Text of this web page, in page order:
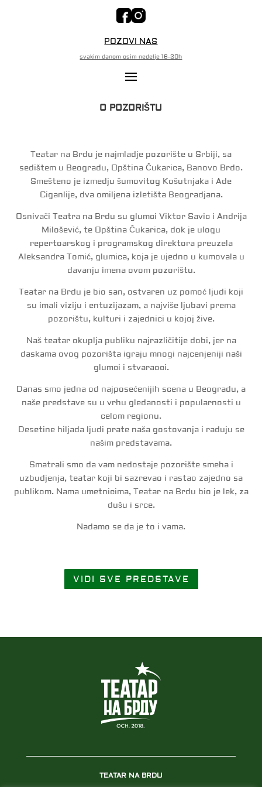
POZOVI NAS
svakim danom osim nedelje 16-20h
O POZORIŠTU
Teatar na Brdu je najmladje pozorište u Srbiji, sa
sedištem u Beogradu, Opština Čukarica, Banovo Brdo.
Smešteno je izmedju šumovitog Košutnjaka i Ade
Ciganlije, dva omiljena izletišta Beogradjana.
Osnivači Teatra na Brdu su glumci Viktor Savic i Andrija
Milošević, te Opština Čukarica, dok je ulogu
repertoarskog i programskog direktora preuzela
Aleksandra Tomić, glumica, koja je ujedno u kumovala u
davanju imena ovom pozorištu.
Teatar na Brdu je bio san, ostvaren uz pomoć ljudi koji
su imali viziju i entuzijazam, a najviše ljubavi prema
pozorištu, kulturi i zajednici u kojoj žive.
Naš teatar okuplja publiku najrazličitije dobi, jer na
daskama ovog pozorišta igraju mnogi najcenjeniji naši
glumci i stvaraoci.
Danas smo jedna od najposećenijih scena u Beogradu, a
naše predstave su u vrhu gledanosti i popularnosti u
celom regionu.
Desetine hiljada ljudi prate naša gostovanja i raduju se
našim predstavama.
Smatrali smo da vam nedostaje pozorište smeha i
uzbudjenja, teatar koji bi sazrevao i rastao zajedno sa
publikom. Nama umetnicima, Teatar na Brdu bio je lek, za
dušu i srce.
Nadamo se da je to i vama.
VIDI SVE PREDSTAVE
TEATAR NA BRDU